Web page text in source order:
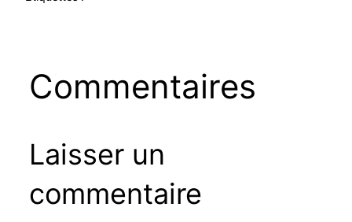
Commentaires
Laisser un
commentaire